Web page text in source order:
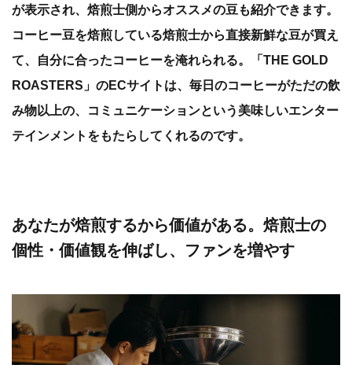
が表示され、焙煎士側からオススメの豆も紹介できます。
コーヒー豆を焙煎している焙煎士から直接新鮮な豆が買え
て、自分に合ったコーヒーを淹れられる。「THE GOLD
ROASTERS」のECサイトは、毎日のコーヒーがただの飲
み物以上の、コミュニケーションという美味しいエンター
テインメントをもたらしてくれるのです。
あなたが焙煎するから価値がある。焙煎士の
個性・価値観を伸ばし、ファンを増やす